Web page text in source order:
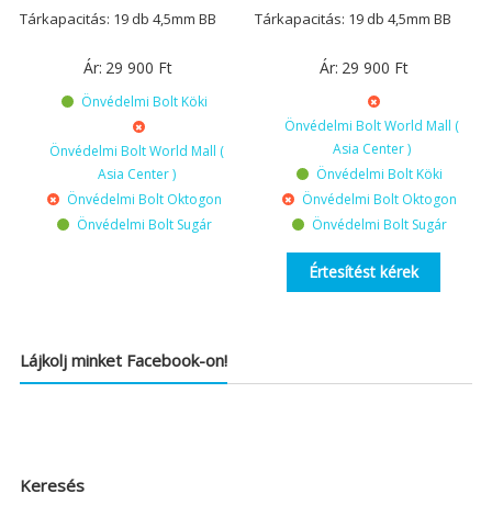
Tárkapacitás: 19 db 4,5mm BB
Ár: 29 900 Ft
Önvédelmi Bolt Köki
Önvédelmi Bolt World Mall (
Asia Center )
Önvédelmi Bolt Oktogon
Önvédelmi Bolt Sugár
Tárkapacitás: 19 db 4,5mm BB
Ár: 29 900 Ft
Önvédelmi Bolt World Mall (
Asia Center )
Önvédelmi Bolt Köki
Önvédelmi Bolt Oktogon
Önvédelmi Bolt Sugár
Értesítést kérek
Lájkolj minket Facebook-on!
Keresés